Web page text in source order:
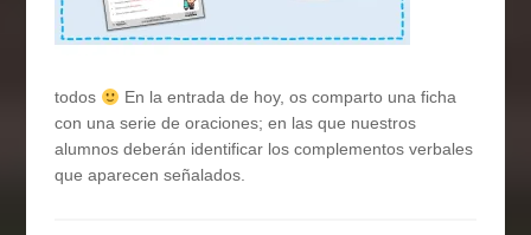
todos
En la entrada de hoy, os comparto una ficha
con una serie de oraciones; en las que nuestros
alumnos deberán identificar los complementos verbales
que aparecen señalados.